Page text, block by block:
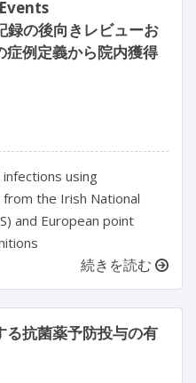
の後向きレビューお
症例定義から院内獲得
using
the Irish National
and European point
続きを読む
る抗菌薬予防投与の有